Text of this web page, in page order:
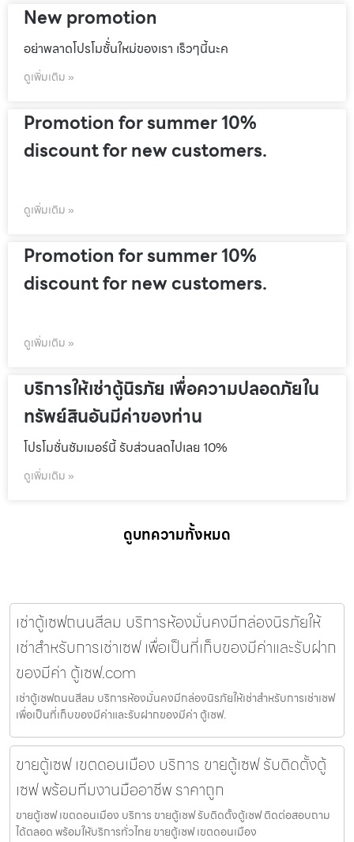
New promotion
อย่าพลาดโปรโมชั้่นใหม่ของเรา เร็วๆนี้นะค
ดูเพิ่มเติม »
Promotion for summer 10%
discount for new customers.
ดูเพิ่มเติม »
Promotion for summer 10%
discount for new customers.
ดูเพิ่มเติม »
บริการให้เช่าตู้นิรภัย เพื่อความปลอดภัยใน
ทรัพย์สินอันมีค่าของท่าน
โปรโมชั่นชัมเมอร์นี้ รับส่วนลดไปเลย 10%
ดูเพิ่มเติม »
ดูบทความทั้งหมด
เช่าตู้เซฟถนนสีลม บริการห้องมั่นคงมีกล่องนิรภัยให้
เช่าสำหรับการเช่าเซฟ เพื่อเป็นที่เก็บของมีค่าและรับฝาก
ของมีค่า ตู้เซฟ.com
เช่าตู้เซฟถนนสีลม บริการห้องมั่นคงมีกล่องนิรภัยให้เช่าสำหรับการเช่าเซฟ
เพื่อเป็นที่เก็บของมีค่าและรับฝากของมีค่า ตู้เซฟ.
ขายตู้เซฟ เขตดอนเมือง บริการ ขายตู้เซฟ รับติดตั้งตู้
เซฟ พร้อมทีมงานมืออาชีพ ราคาถูก
ขายตู้เซฟ เขตดอนเมือง บริการ ขายตู้เซฟ รับติดตั้งตู้เซฟ ติดต่อสอบถาม
ได้ตลอด พร้อมให้บริการทั่วไทย ขายตู้เซฟ เขตดอนเมือง